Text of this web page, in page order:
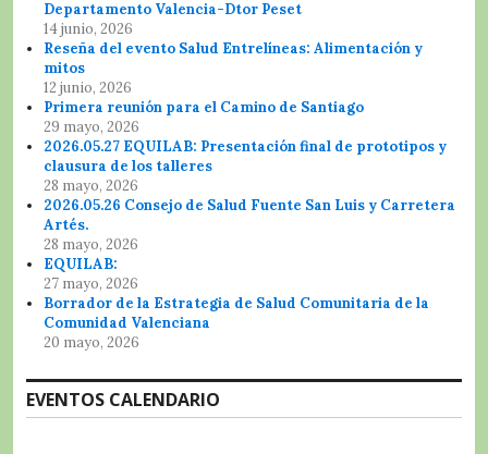
Departamento Valencia-Dtor Peset
14 junio, 2026
Reseña del evento Salud Entrelíneas: Alimentación y
mitos
12 junio, 2026
Primera reunión para el Camino de Santiago
29 mayo, 2026
2026.05.27 EQUILAB: Presentación final de prototipos y
clausura de los talleres
28 mayo, 2026
2026.05.26 Consejo de Salud Fuente San Luis y Carretera
Artés.
28 mayo, 2026
EQUILAB:
27 mayo, 2026
Borrador de la Estrategia de Salud Comunitaria de la
Comunidad Valenciana
20 mayo, 2026
EVENTOS CALENDARIO